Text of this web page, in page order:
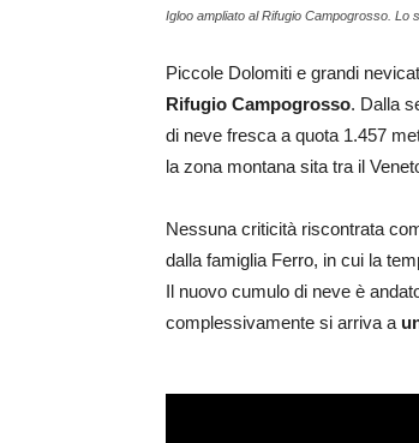
Igloo ampliato al Rifugio Campogrosso. Lo
Piccole Dolomiti e grandi
Rifugio Campogrosso. Dalla
di neve fresca a quota 1.457
la zona montana sita tra il
Nessuna criticità riscontrata
dalla famiglia Ferro, in cui la
Il nuovo cumulo di neve è
complessivamente si arriva a